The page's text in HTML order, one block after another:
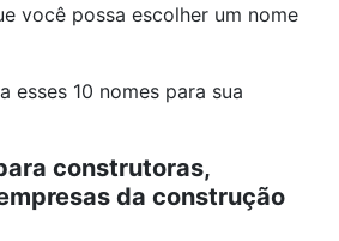
você possa escolher um nome
esses 10 nomes para sua
construtoras,
da construção